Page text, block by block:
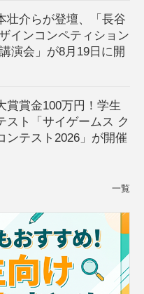
壮介らが登壇、「長谷
インコンペティション
演会」が8月19日に開
賞賞金100万円！学生
スト「サイゲームス ク
ンテスト2026」が開催
一覧